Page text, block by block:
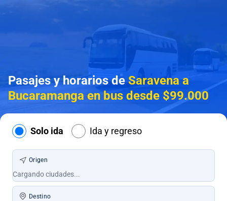
Pasajes y horarios deSaravena a
Bucaramanga en bus desde $99.000
Solo ida Ida y regreso
Origen
Destino